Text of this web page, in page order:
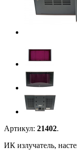
Артикул: 21402.
ИК излучатель,